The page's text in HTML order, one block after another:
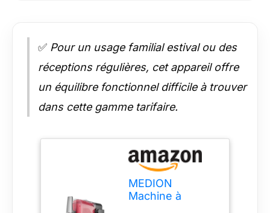
✅ Pour un usage familial estival ou des
réceptions régulières, cet appareil offre
un équilibre fonctionnel difficile à trouver
dans cette gamme tarifaire.
MEDION
Machine à